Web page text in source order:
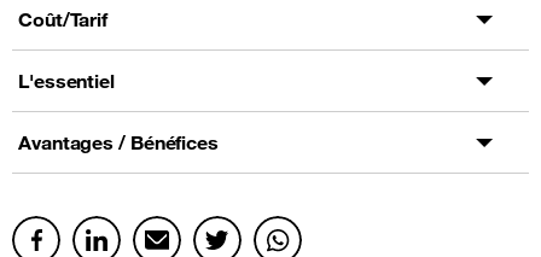
Coût/Tarif
L'essentiel
Avantages / Bénéfices